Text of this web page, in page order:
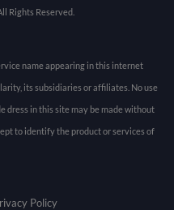
Rights Reserved.
name appearing in this internet
its subsidiaries or affiliates. No use
dress in this site may be made without
to identify the product or services of
Policy